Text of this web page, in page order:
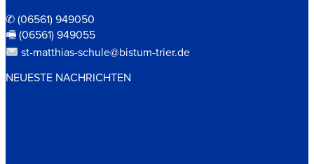
✆ (06561) 949050
🖷 (06561) 949055
st-matthias-schule@bistum-trier.de
NEUESTE NACHRICHTEN